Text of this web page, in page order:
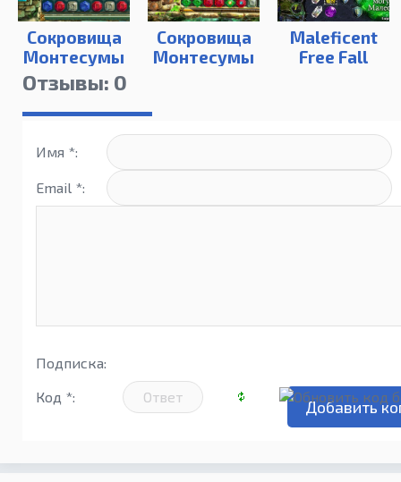
Сокровища
Монтесумы
4 (PC)
Сокровища
Монтесумы
Maleficent
Free Fall
Отзывы: 0
Имя *:
Email *:
Подписка:
Код *: